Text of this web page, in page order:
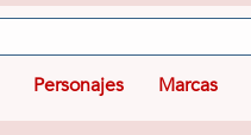
Personajes Marcas